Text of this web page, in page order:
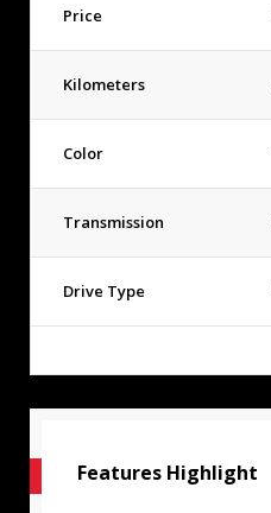
Price
Kilometers
Color
Transmission
Drive Type
Features Highlight